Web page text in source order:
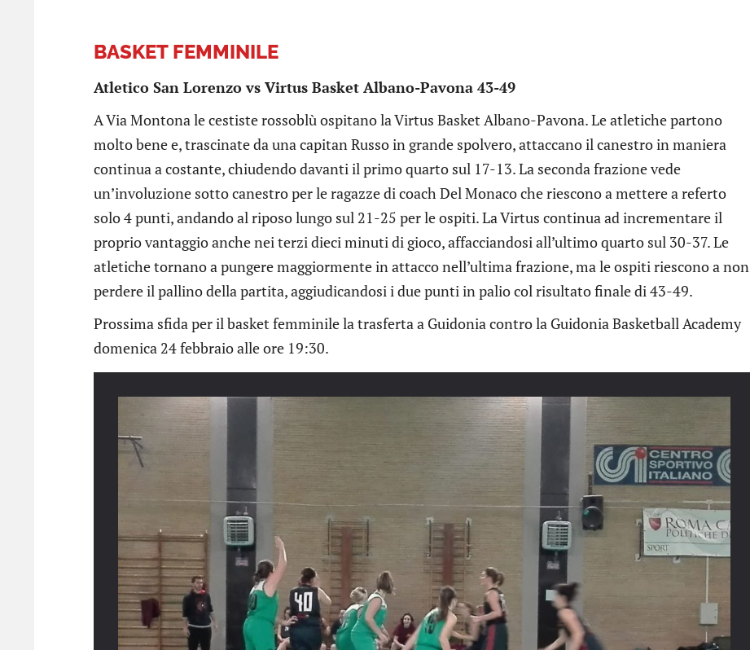
BASKET FEMMINILE
Atletico San Lorenzo vs Virtus Basket Albano-Pavona 43-49
A Via Montona le cestiste rossoblù ospitano la Virtus Basket Albano-Pavona. Le atletiche partono
molto bene e, trascinate da una capitan Russo in grande spolvero, attaccano il canestro in maniera
continua a costante, chiudendo davanti il primo quarto sul 17-13. La seconda frazione vede
un’involuzione sotto canestro per le ragazze di coach Del Monaco che riescono a mettere a referto
solo 4 punti, andando al riposo lungo sul 21-25 per le ospiti. La Virtus continua ad incrementare il
proprio vantaggio anche nei terzi dieci minuti di gioco, affacciandosi all’ultimo quarto sul 30-37. Le
atletiche tornano a pungere maggiormente in attacco nell’ultima frazione, ma le ospiti riescono a non
perdere il pallino della partita, aggiudicandosi i due punti in palio col risultato finale di 43-49.
Prossima sfida per il basket femminile la trasferta a Guidonia contro la Guidonia Basketball Academy
domenica 24 febbraio alle ore 19:30.